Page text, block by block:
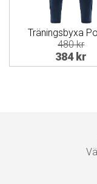
Träningsbyxa
480 kr
384 kr